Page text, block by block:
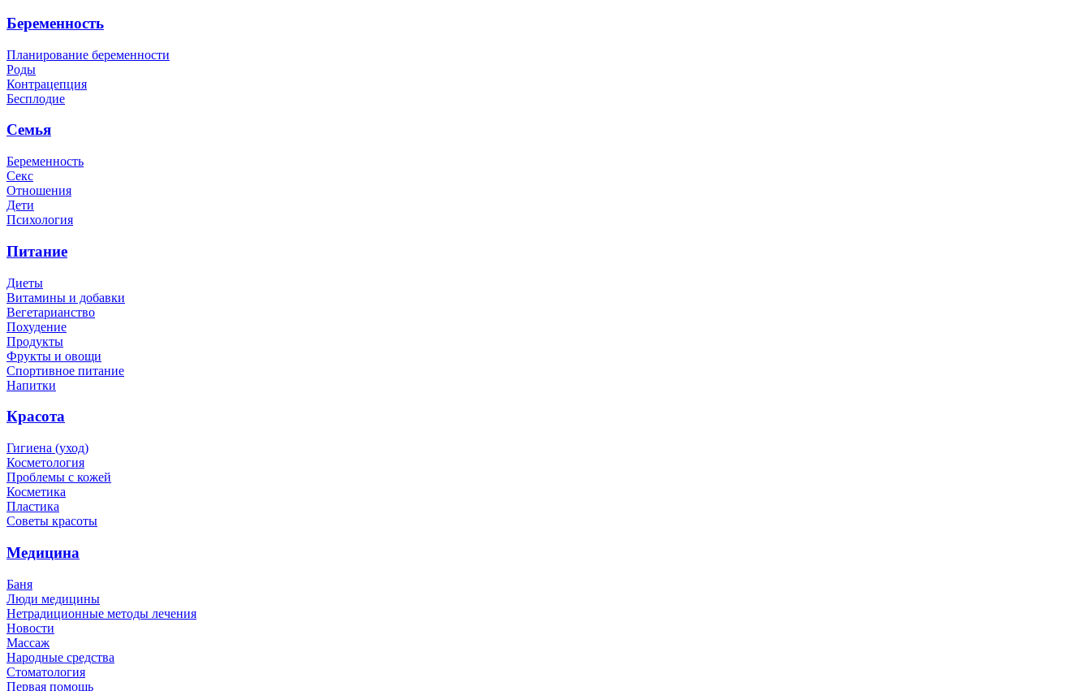
Беременность
Планирование беременности
Роды
Контрацепция
Бесплодие
Семья
Беременность
Секс
Отношения
Дети
Психология
Питание
Диеты
Витамины и добавки
Вегетарианство
Похудение
Продукты
Фрукты и овощи
Спортивное питание
Напитки
Красота
Гигиена (уход)
Косметология
Проблемы с кожей
Косметика
Пластика
Советы красоты
Медицина
Баня
Люди медицины
Нетрадиционные методы лечения
Новости
Массаж
Народные средства
Стоматология
Первая помощь